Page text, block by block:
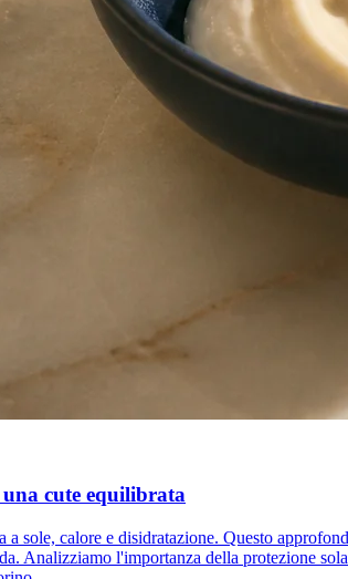
cute equilibrata
sole, calore e disidratazione. Questo
Analizziamo l'importanza della protezione